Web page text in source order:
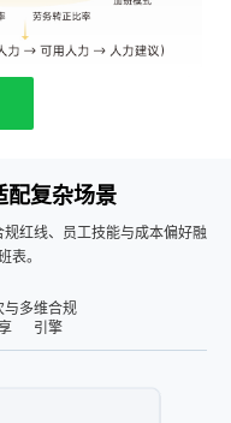
配复杂场景
红线、员工技能与成本偏好融
表。
与多维合规
引擎